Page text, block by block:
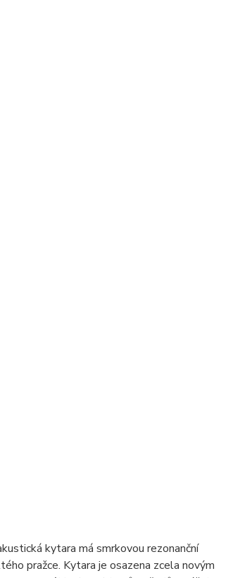
kytara má smrkovou rezonanční
pražce. Kytara je osazena zcela novým